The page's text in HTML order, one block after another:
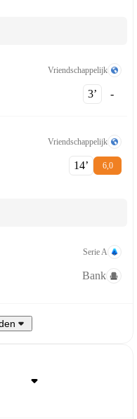
Vriendschappelijk
3‎’‎ -
Vriendschappelijk
14‎’‎ 6,0
Serie A
Bank